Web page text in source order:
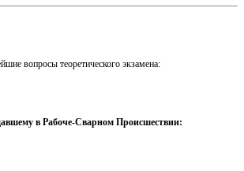
вопросы теоретического экзамена:
в Рабоче-Сварном Происшествии: